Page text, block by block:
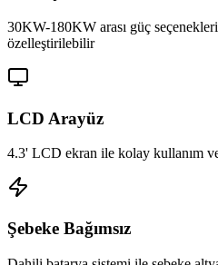
30KW-180KW arası güç
özelleştirilebilir
LCD Arayüz
4.3' LCD ekran ile kolay kullanım
Şebeke Bağımsız